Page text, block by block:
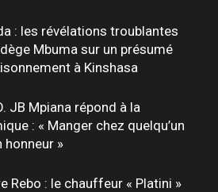
: les révélations troublantes
Mbuma sur un présumé
à Kinshasa
JB Mpiana répond à la
: « Manger chez quelqu’un
honneur »
Rebo : le chauffeur « Platini »